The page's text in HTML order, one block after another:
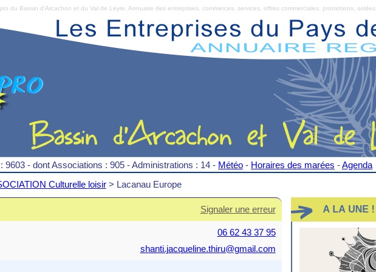
du Bassin d'Arcachon et du Val de Leyre. Annuaire des entreprises, commerces, services, offres commerciales, promotions, soldes.
9603 - dont Associations : 905 - Administrations : 14 - Météo - Horaires des marées -Agenda
Culturelle loisir> Lacanau Europe
Signaler une erreur
06 62 43 37 95
shanti.jacqueline.thiru@gmail.com